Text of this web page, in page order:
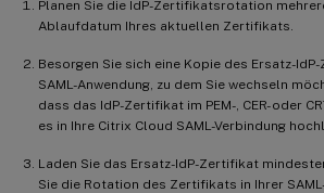
Planen Sie die IdP-Zertifikatsrotation
Ablaufdatum Ihres aktuellen Zertifikats.
Besorgen Sie sich eine Kopie des Ersatz-
SAML-Anwendung, zu dem Sie wechseln
dass das IdP-Zertifikat im PEM-, CER- oder
es in Ihre Citrix Cloud SAML-Verbindung
Laden Sie das Ersatz-IdP-Zertifikat
Sie die Rotation des Zertifikats in Ihrer